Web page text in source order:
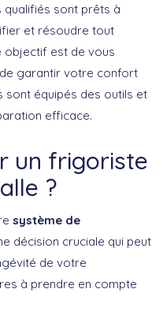
qualifiés sont prêts à
et résoudre tout
objectif est de vous
garantir votre confort
sont équipés des outils et
efficace.
un frigoriste
?
système de
décision cruciale qui peut
de votre
à prendre en compte